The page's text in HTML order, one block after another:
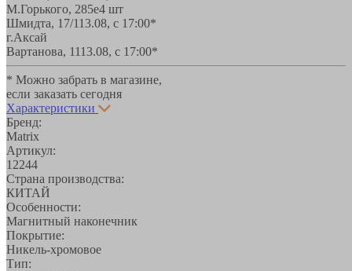
М.Горького, 285е4 шт
Шмидта, 17/113.08, с 17:00*
г.Аксай
Вартанова, 1113.08, с 17:00*
* Можно забрать в магазине,
если заказать сегодня
Характеристики
Бренд:
Matrix
Артикул:
12244
Страна производства:
КИТАЙ
Особенности:
Магнитный наконечник
Покрытие:
Никель-хромовое
Тип: